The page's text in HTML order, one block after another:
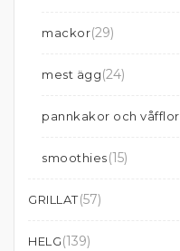
mackor(29)
mest ägg(24)
pannkakor och våfflor
smoothies(15)
GRILLAT(57)
HELG(139)